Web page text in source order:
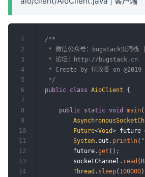
/**
* 微信公众号：bugstack虫洞栈 |
* 论坛：http://bugstack.cn
* Create by 付政委 on @2019
*/
public class AioClient {
public static void main(
Future<Void> future
System .out . println(
        future
.get ( ) ;
        socketChannel
. read (
Thread . sleep( 100000)
1
2
3
4
5
6
7
8
9
10
11
12
13
14